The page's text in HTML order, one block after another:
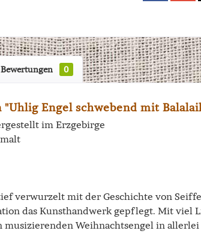
Bewertungen 0
Engel schwebend mit
im Erzgebirge
verwurzelt mit der Geschichte von
das Kunsthandwerk gepflegt. Mit viel
Weihnachtsengel in